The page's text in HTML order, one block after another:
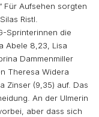
Für Aufsehen sorgten
Ristl.
Sprinterinnen die
Abele 8,23, Lisa
Dammenmiller
Theresa Widera
Zinser (9,35) auf. Das
An der Ulmerin
aber dass sich